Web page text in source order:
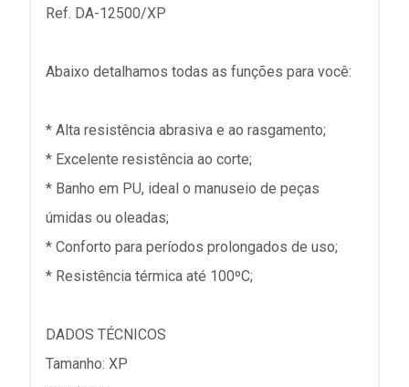
Ref. DA-12500/XP
Abaixo detalhamos todas as funções para você:
* Alta resistência abrasiva e ao rasgamento;
* Excelente resistência ao corte;
* Banho em PU, ideal o manuseio de peças
úmidas ou oleadas;
* Conforto para períodos prolongados de uso;
* Resistência térmica até 100ºC;
DADOS TÉCNICOS
Tamanho: XP